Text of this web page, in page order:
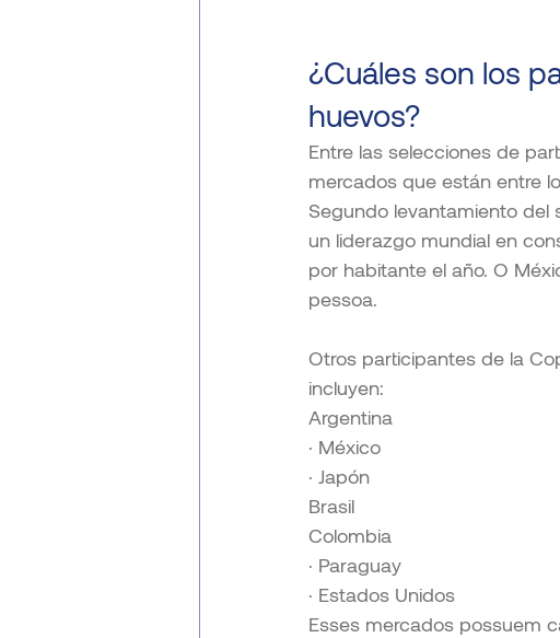
¿Cuáles son los
huevos?
Entre las selecciones de
mercados que están entre
Segundo levantamiento del
un liderazgo mundial en
por habitante el año. O
pessoa.
Otros participantes de la
incluyen:
Argentina
· México
· Japón
Brasil
Colombia
· Paraguay
· Estados Unidos
Esses mercados possuem